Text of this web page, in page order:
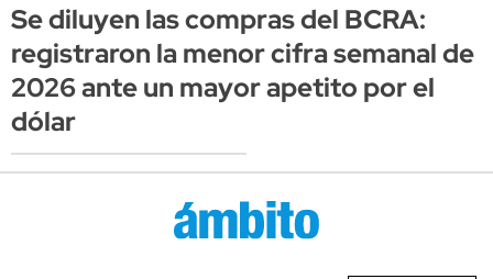
Se diluyen las compras del BCRA:
registraron la menor cifra semanal de
2026 ante un mayor apetito por el
dólar